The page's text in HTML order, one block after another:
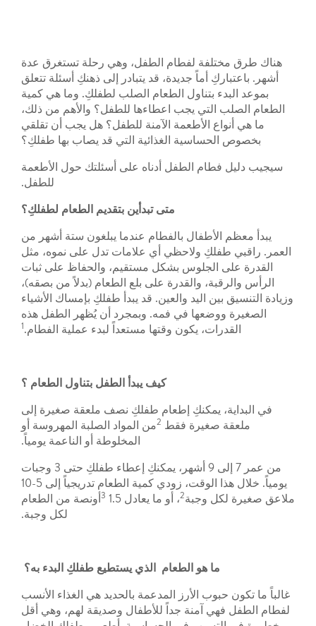
هناك طرق مختلفة لفطام الطفل، وهي رحلة تستغرق عدة
أشهر. باعتباركِ أماً جديدة، قد يتبادر إلى ذهنكِ أسئلة تتعلق
بموعد البدء بتناول الطعام الصلب لطفلكِ. وما هي كمية
الطعام الصلب التي يجب اعطاءها للطفل؟ والأهم من ذلك،
ما هي أنواع الأطعمة الآمنة للطفل؟ هل يجب أن تقلقي
بخصوص الحساسية الغذائية التي قد يصاب بها طفلكِ؟
سيجيب دليل فطام الطفل أدناه على أسئلتك حول الأطعمة
للطفل.
متى تبدأين بتقديم الطعام لطفلكِ؟
يبدأ معظم الأطفال بالفطام عندما يبلغون ستة أشهر من
العمر. راقبي طفلكِ ولاحظي أي علامات تدل على نموه، مثل
القدرة على الجلوس بشكل مستقيم، والحفاظ على ثبات
الرأس والرقبة، والقدرة على بلع الطعام (بدلاً من بصقه)،
وزيادة التنسيق بين اليد والعين. قد يبدأ طفلكِ بإمساك الأشياء
الصغيرة ووضعها في فمه. وبمجرد أن يُظهر الطفل هذه
القدرات، يكون وقتها مستعداً لبدء عملية الفطام.1
كيف يبدأ الطفل بتناول الطعام ؟
في البداية، يمكنكِ إطعام طفلكِ نصف ملعقة صغيرة إلى
ملعقة صغيرة فقط 2من المواد الصلبة المهروسة أو
المخلوطة أو الناعمة يومياً.
من عمر 7 إلى 9 أشهر، يمكنكِ إعطاء طفلكِ حتى 3 وجبات
يومياً. خلال هذا الوقت، زودي كمية الطعام تدريجياً إلى 5-10
ملاعق صغيرة لكل وجبة2، أو ما يعادل 1.5 3أونصة من الطعام
لكل وجبة.
ما هو الطعام الذي يستطيع طفلكِ البدء به؟
غالباً ما تكون حبوب الأرز المدعمة بالحديد هي الغذاء الأنسب
لفطام الطفل فهي آمنة جداً للأطفال وصديقة لهم، وهي أقل